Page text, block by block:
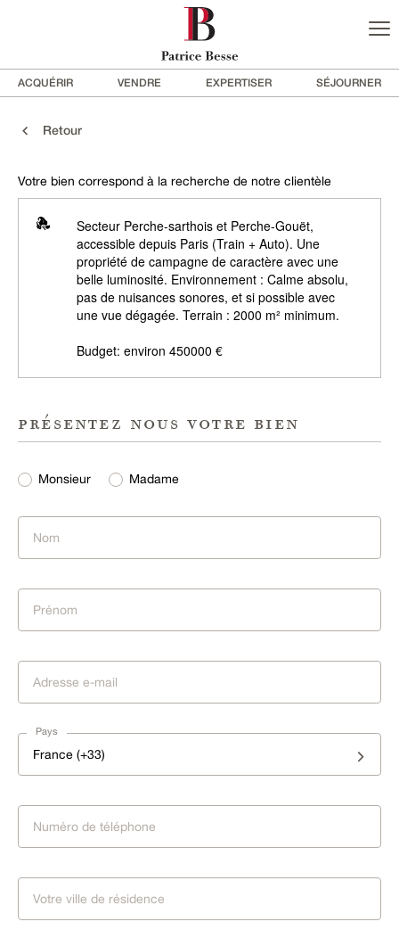
ACQUÉRIR VENDRE EXPERTISER SÉJOURNER
Retour
Votre bien correspond à la recherche de notre clientèle
Secteur Perche-sarthois et Perche-Gouët,
accessible depuis Paris (Train + Auto). Une
propriété de campagne de caractère avec une
belle luminosité. Environnement : Calme absolu,
pas de nuisances sonores, et si possible avec
une vue dégagée. Terrain : 2000 m² minimum.
Budget: environ 450000 €
présentez nous votre bien
Monsieur Madame
Pays
France (+33)